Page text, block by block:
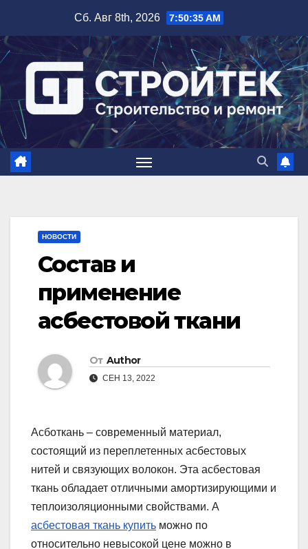
содержимому
Сб. Авг 8th, 2026 7:50:36 AM
НОВОСТИ
Состав и
применение
асбестовой ткани
От Author
СЕН 13, 2022
Асботкань – современный материал,
состоящий из переплетенных асбестовых
нитей и связующих волокон. Эта асбестовая
ткань обладает отличными амортизирующими и
теплоизоляционными свойствами. А
асбестовая ткань купить можно по
относительно невысокой цене можно в